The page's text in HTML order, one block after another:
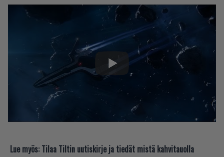
Lue myös: Tilaa Tiltin uutiskirje ja tiedät mistä kahvitauolla